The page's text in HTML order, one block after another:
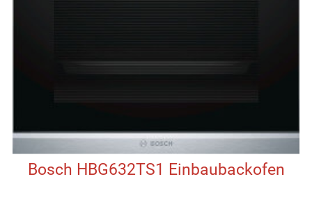
Bosch HBG632TS1 Einbaubackofen